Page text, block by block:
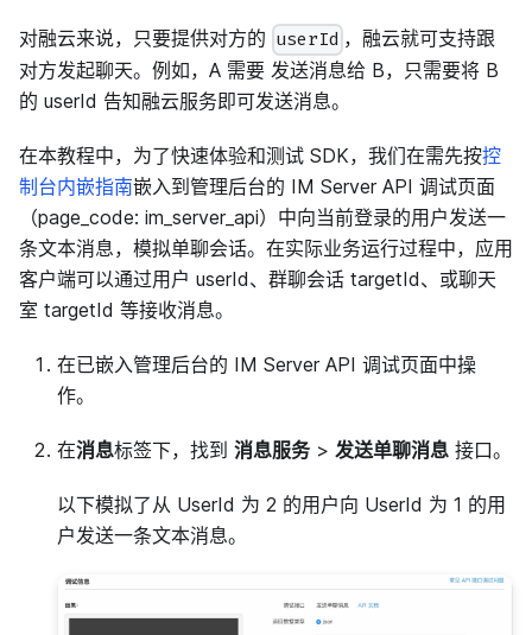
对融云来说，只要提供对方的 userId ，融云就可支持跟
对方发起聊天。例如，A 需要 发送消息给 B，只需要将 B
的 userId 告知融云服务即可发送消息。
在本教程中，为了快速体验和测试 SDK，我们在需先按控
制台内嵌指南嵌入到管理后台的 IM Server API 调试页面
（page_code: im_server_api）中向当前登录的用户发送一
条文本消息，模拟单聊会话。在实际业务运行过程中，应用
客户端可以通过用户 userId、群聊会话 targetId、或聊天
室 targetId 等接收消息。
在已嵌入管理后台的 IM Server API 调试页面中操
作。
在消息标签下，找到 消息服务> 发送单聊消息 接口。
以下模拟了从 UserId 为 2 的用户向 UserId 为 1 的用
户发送一条文本消息。